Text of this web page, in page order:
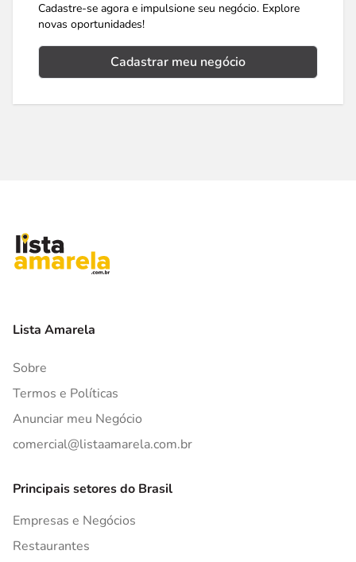
Cadastre-se agora e impulsione seu negócio. Explore
novas oportunidades!
Cadastrar meu negócio
Lista Amarela
Sobre
Termos e Políticas
Anunciar meu Negócio
comercial@listaamarela.com.br
Principais setores do Brasil
Empresas e Negócios
Restaurantes